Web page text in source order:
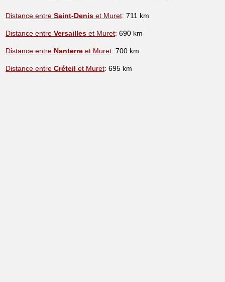
Distance entreSaint-Denis et Muret: 711 km
Distance entreVersailles et Muret: 690 km
Distance entre Nanterre et Muret: 700 km
Distance entreCréteil et Muret: 695 km